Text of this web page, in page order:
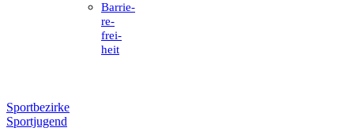
Barrie­
re­
frei­
heit
Sportbezirke
Sportjugend